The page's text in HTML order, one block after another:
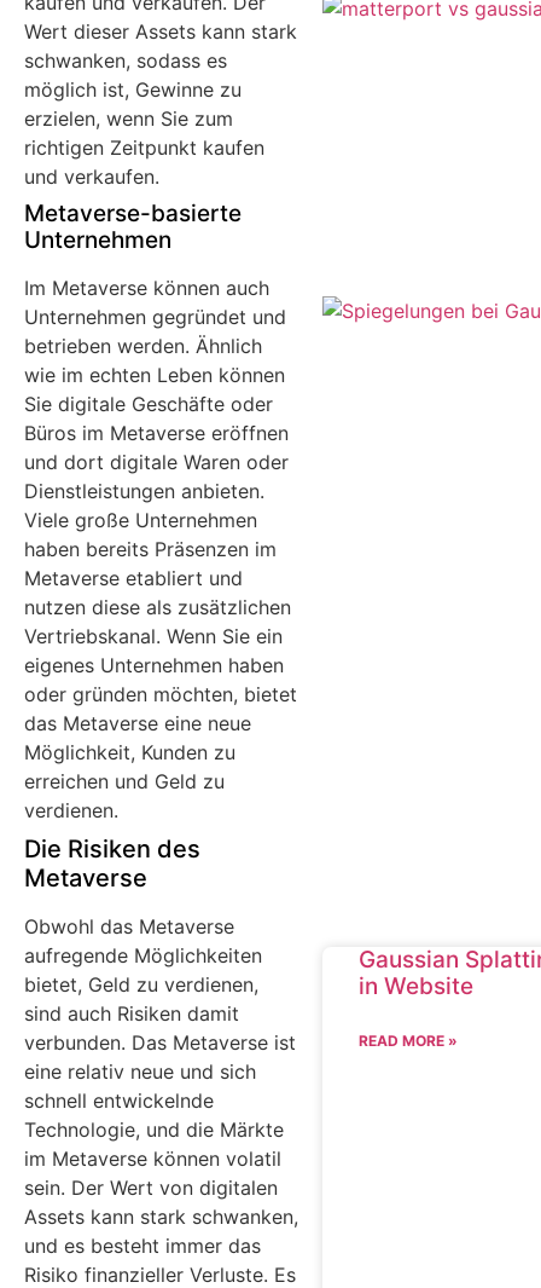
Wert dieser Assets kann stark
schwanken, sodass es
möglich ist, Gewinne zu
erzielen, wenn Sie zum
richtigen Zeitpunkt kaufen
und verkaufen.
Metaverse-basierte
Unternehmen
Im Metaverse können auch
Unternehmen gegründet und
betrieben werden. Ähnlich
wie im echten Leben können
Sie digitale Geschäfte oder
Büros im Metaverse eröffnen
und dort digitale Waren oder
Dienstleistungen anbieten.
Viele große Unternehmen
haben bereits Präsenzen im
Metaverse etabliert und
nutzen diese als zusätzlichen
Vertriebskanal. Wenn Sie ein
eigenes Unternehmen haben
oder gründen möchten, bietet
das Metaverse eine neue
Möglichkeit, Kunden zu
erreichen und Geld zu
verdienen.
Die Risiken des
Metaverse
Obwohl das Metaverse
aufregende Möglichkeiten
bietet, Geld zu verdienen,
sind auch Risiken damit
verbunden. Das Metaverse ist
eine relativ neue und sich
schnell entwickelnde
Technologie, und die Märkte
im Metaverse können volatil
sein. Der Wert von digitalen
Assets kann stark schwanken,
und es besteht immer das
Risiko finanzieller Verluste. Es
Gaussian
in Website
READ MORE »